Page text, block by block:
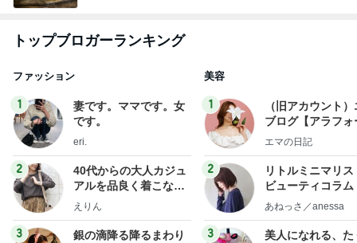
トップブロガーランキング
ファッション
1
妻です。ママです。女
です。
eri.
2
40代からの大人カジュ
アルを品良く着こなす
ファッションブログ
えりん
3
銀の滴降る降るまわり
美容
1
（旧アカウント
ブログ【アラフォ
社売却セカンドラ
エマの日記
2
リトルミニマリス
ビューティコラ
little
あねっさ／anessa
3
美人になれる、た